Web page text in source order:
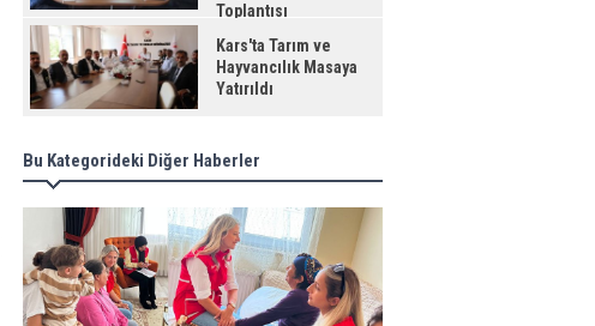
Toplantısı
Kars'ta Tarım ve
Hayvancılık Masaya
Yatırıldı
Bu Kategorideki Diğer Haberler